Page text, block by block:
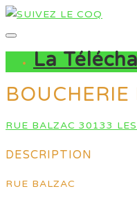
La
BOUCHERIE
RUE BALZAC 30133
DESCRIPTION
RUE BALZAC